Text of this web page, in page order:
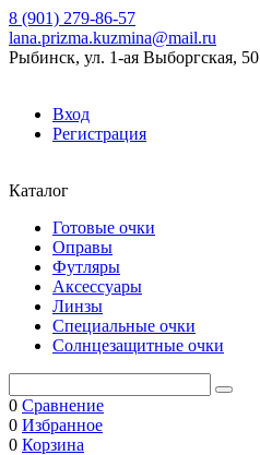
8 (901) 279-86-57
lana.prizma.kuzmina@mail.ru
Рыбинск, ул. 1-ая Выборгская, 50
Вход
Регистрация
Каталог
Готовые очки
Оправы
Футляры
Аксессуары
Линзы
Специальные очки
Солнцезащитные очки
0 Сравнение
0 Избранное
0 Корзина